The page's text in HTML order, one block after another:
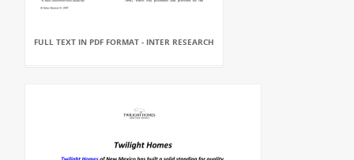
FULL TEXT IN PDF FORMAT - INTER RESEARCH